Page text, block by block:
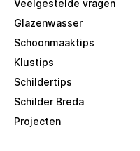
Veelgestelde vragen
Glazenwasser
Schoonmaaktips
Klustips
Schildertips
Schilder Breda
Projecten